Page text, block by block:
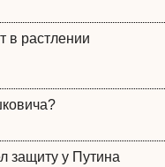
в растлении
защиту у Путина